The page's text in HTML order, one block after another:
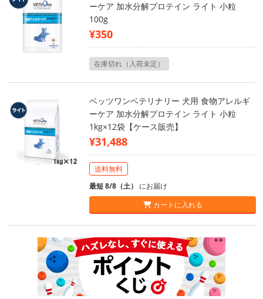
ーケア 加水分解プロテイン ライト 小粒
100g
¥350
在庫切れ（入荷未定）
ベッツワンベテリナリー 犬用 食物アレルギ
ーケア 加水分解プロテイン ライト 小粒
1kg×12袋【ケース販売】
¥31,488
送料無料
最短 8/8（土） にお届け
カートに入れる